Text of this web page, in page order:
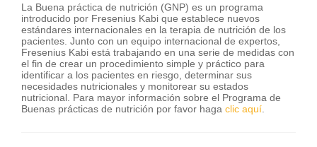
La Buena práctica de nutrición (GNP) es un programa
introducido por Fresenius Kabi que establece nuevos
estándares internacionales en la terapia de nutrición de los
pacientes. Junto con un equipo internacional de expertos,
Fresenius Kabi está trabajando en una serie de medidas con
el fin de crear un procedimiento simple y práctico para
identificar a los pacientes en riesgo, determinar sus
necesidades nutricionales y monitorear su estados
nutricional. Para mayor información sobre el Programa de
Buenas prácticas de nutrición por favor haga clic aquí